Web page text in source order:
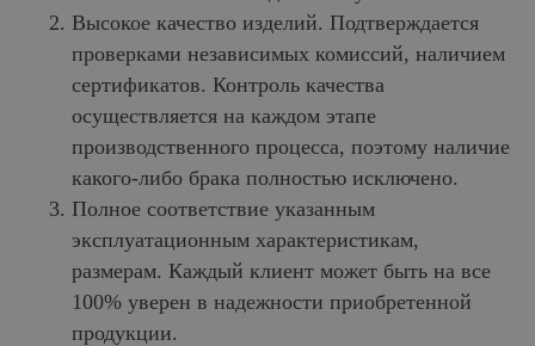
Высокое качество изделий. Подтверждается
проверками независимых комиссий, наличием
сертификатов. Контроль качества
осуществляется на каждом этапе
производственного процесса, поэтому наличие
какого-либо брака полностью исключено.
Полное соответствие указанным
эксплуатационным характеристикам,
размерам. Каждый клиент может быть на все
100% уверен в надежности приобретенной
продукции.